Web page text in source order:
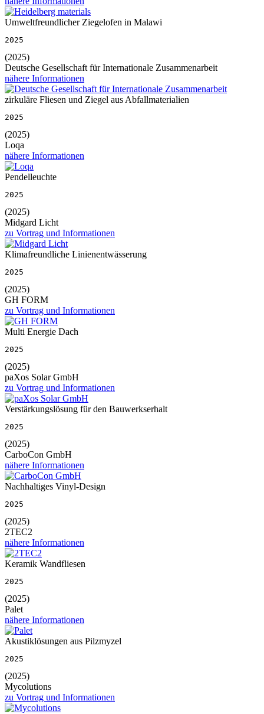
Umweltfreundlicher Ziegelofen in Malawi
2025
(2025)
Deutsche Gesellschaft für Internationale Zusammenarbeit
nähere Informationen
zirkuläre Fliesen und Ziegel aus Abfallmaterialien
2025
(2025)
Loqa
nähere Informationen
Pendelleuchte
2025
(2025)
Midgard Licht
zu Vortrag und Informationen
Klimafreundliche Linienentwässerung
2025
(2025)
GH FORM
zu Vortrag und Informationen
Multi Energie Dach
2025
(2025)
paXos Solar GmbH
zu Vortrag und Informationen
Verstärkungslösung für den Bauwerkserhalt
2025
(2025)
CarboCon GmbH
nähere Informationen
Nachhaltiges Vinyl-Design
2025
(2025)
2TEC2
nähere Informationen
Keramik Wandfliesen
2025
(2025)
Palet
nähere Informationen
Akustiklösungen aus Pilzmyzel
2025
(2025)
Mycolutions
zu Vortrag und Informationen